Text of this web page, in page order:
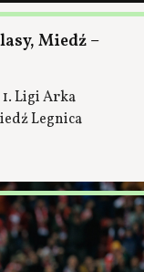
Miedź –
Ligi Arka
Legnica